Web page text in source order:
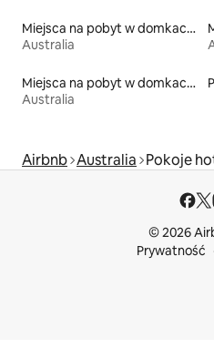
Miejsca na pobyt w domkach ekologicznych na łonie przyrody
Australia
Miejsca na pobyt w domkach na drzewie
Australia
Airbnb Australia Pokoje
© 2026
Prywatność